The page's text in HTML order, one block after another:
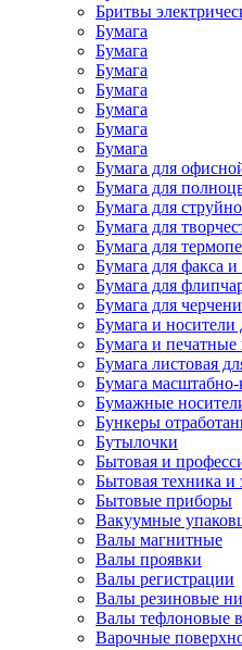
Бритвы
Бумага
Бумага
Бумага
Бумага
Бумага
Бумага
Бумага
Бумага для
Бумага для
Бумага для
Бумага для
Бумага для
Бумага для факса и
Бумага для
Бумага для
Бумага и носители
Бумага и печатные
Бумага листовая
Бумага масштабно-
Бумажные
Бункеры
Бутылочки
Бытовая и
Бытовая техника и
Бытовые приборы
Вакуумные
Валы магнитные
Валы проявки
Валы регистрации
Валы резиновые
Валы тефлоновые
Варочные